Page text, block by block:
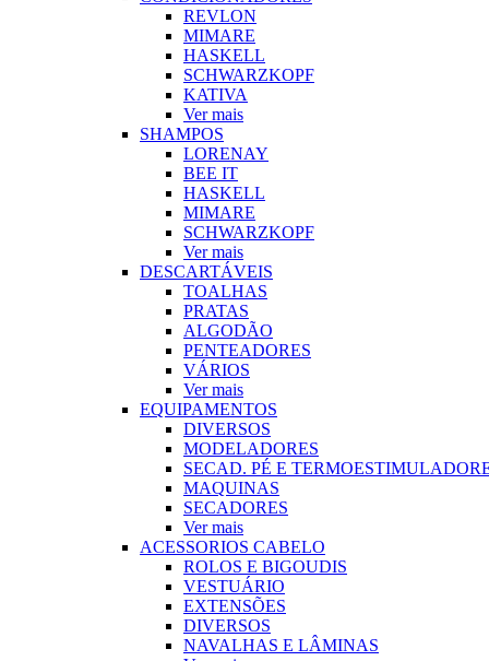
REVLON
MIMARE
HASKELL
SCHWARZKOPF
KATIVA
Ver mais
SHAMPOS
LORENAY
BEE IT
HASKELL
MIMARE
SCHWARZKOPF
Ver mais
DESCARTÁVEIS
TOALHAS
PRATAS
ALGODÃO
PENTEADORES
VÁRIOS
Ver mais
EQUIPAMENTOS
DIVERSOS
MODELADORES
SECAD. PÉ E
MAQUINAS
SECADORES
Ver mais
ACESSORIOS CABELO
ROLOS E BIGOUDIS
VESTUÁRIO
EXTENSÕES
DIVERSOS
NAVALHAS E LÂMINAS